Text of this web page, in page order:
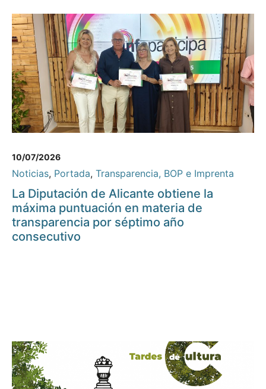
10/07/2026
Noticias, Portada, Transparencia, BOP e Imprenta
La Diputación de Alicante obtiene la
máxima puntuación en materia de
transparencia por séptimo año
consecutivo